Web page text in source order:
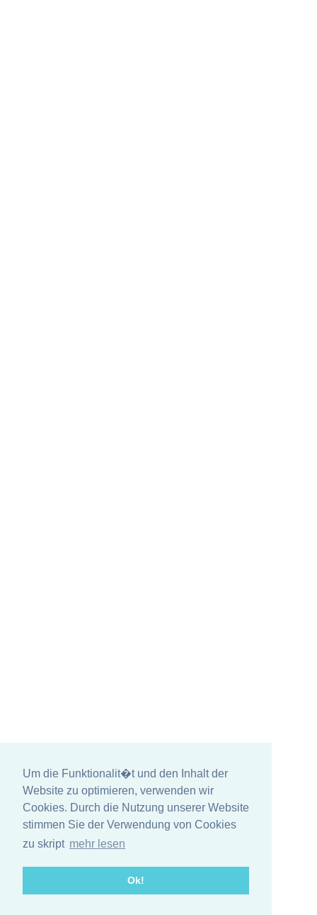
Um die Funktionalit�t und den Inhalt der
Website zu optimieren, verwenden wir
Cookies. Durch die Nutzung unserer Website
stimmen Sie der Verwendung von Cookies
zu skript mehr lesen
Ok!